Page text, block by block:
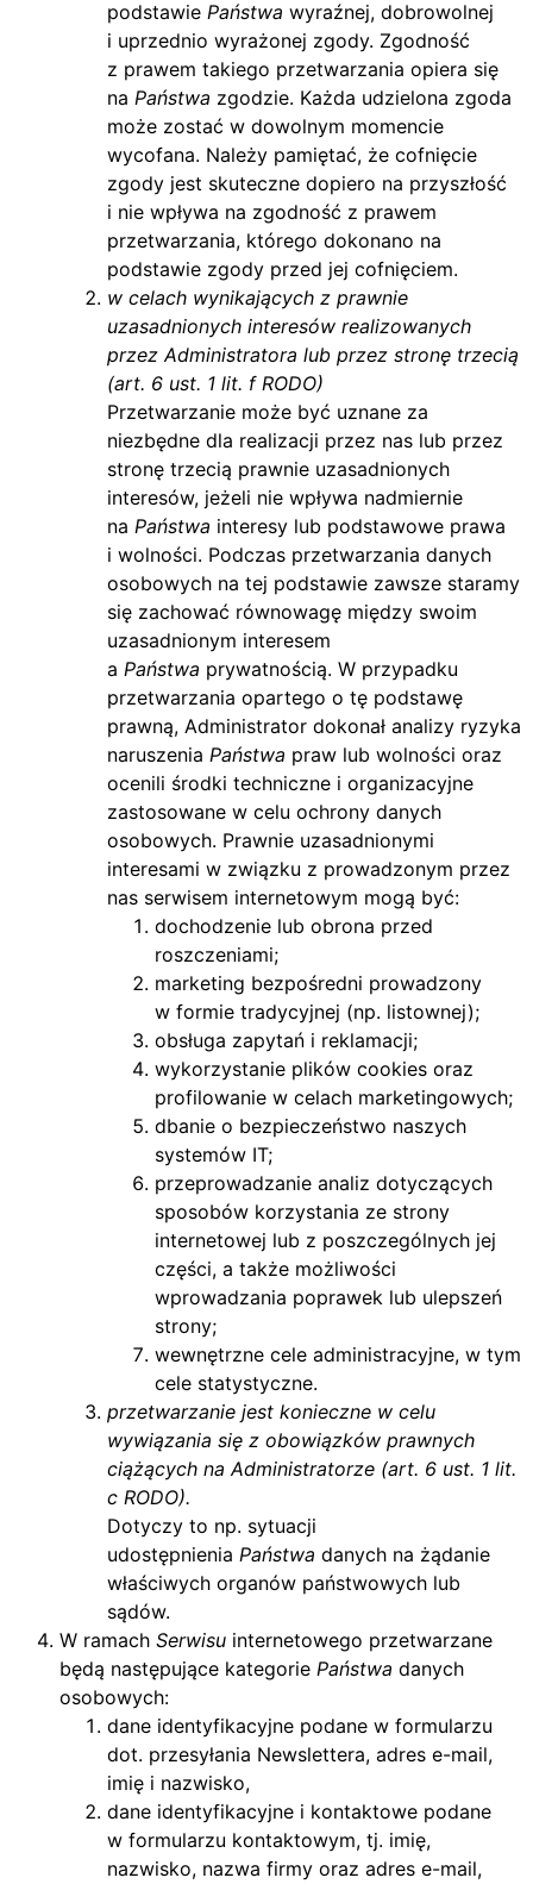
podstawie Państwa wyraźnej, dobrowolnej
i uprzednio wyrażonej zgody. Zgodność
z prawem takiego przetwarzania opiera się
na Państwa zgodzie. Każda udzielona zgoda
może zostać w dowolnym momencie
wycofana. Należy pamiętać, że cofnięcie
zgody jest skuteczne dopiero na przyszłość
i nie wpływa na zgodność z prawem
przetwarzania, którego dokonano na
podstawie zgody przed jej cofnięciem.
w celach wynikających z prawnie
uzasadnionych interesów realizowanych
przez Administratora lub przez stronę trzecią
(art. 6 ust. 1 lit. f RODO)
Przetwarzanie może być uznane za
niezbędne dla realizacji przez nas lub przez
stronę trzecią prawnie uzasadnionych
interesów, jeżeli nie wpływa nadmiernie
na Państwa interesy lub podstawowe prawa
i wolności. Podczas przetwarzania danych
osobowych na tej podstawie zawsze staramy
się zachować równowagę między swoim
uzasadnionym interesem
a Państwa prywatnością. W przypadku
przetwarzania opartego o tę podstawę
prawną, Administrator dokonał analizy ryzyka
naruszenia Państwa praw lub wolności oraz
ocenili środki techniczne i organizacyjne
zastosowane w celu ochrony danych
osobowych. Prawnie uzasadnionymi
interesami w związku z prowadzonym przez
nas serwisem internetowym mogą być:
dochodzenie lub obrona przed
roszczeniami;
marketing bezpośredni prowadzony
w formie tradycyjnej (np. listownej);
obsługa zapytań i reklamacji;
wykorzystanie plików cookies oraz
profilowanie w celach marketingowych;
dbanie o bezpieczeństwo naszych
systemów IT;
przeprowadzanie analiz dotyczących
sposobów korzystania ze strony
internetowej lub z poszczególnych jej
części, a także możliwości
wprowadzania poprawek lub ulepszeń
strony;
wewnętrzne cele administracyjne, w tym
cele statystyczne.
przetwarzanie jest konieczne w celu
wywiązania się z obowiązków prawnych
ciążących na Administratorze (art. 6 ust. 1 lit.
c RODO).
Dotyczy to np. sytuacji
udostępnienia Państwa danych na żądanie
właściwych organów państwowych lub
sądów.
W ramach Serwisu internetowego przetwarzane
będą następujące kategorie Państwa danych
osobowych:
dane identyfikacyjne podane w formularzu
dot. przesyłania Newslettera, adres e-mail,
imię i nazwisko,
dane identyfikacyjne i kontaktowe podane
w formularzu kontaktowym, tj. imię,
nazwisko, nazwa firmy oraz adres e-mail,